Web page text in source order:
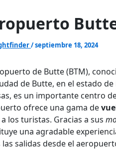
/septiembre 18, 2024
de Butte (BTM),
de Butte, en el estado
es un importante centro
ofrece una gama de
los turistas. Gracias a sus
una agradable
las salidas desde el